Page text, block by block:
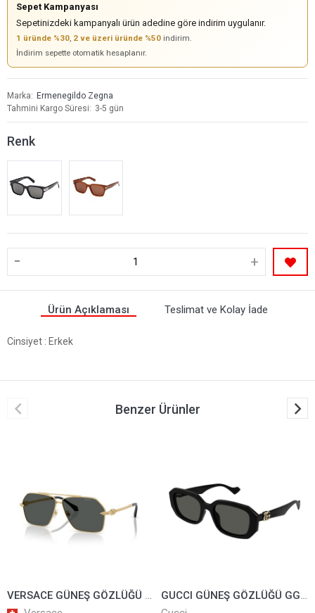
Sepet Kampanyası
Sepetinizdeki kampanyalı ürün adedine göre indirim uygulanır.
1 üründe %30, 2 ve üzeri üründe %50 indirim.
İndirim sepette otomatik hesaplanır.
Marka
Ermenegildo Zegna
Tahmini Kargo Süresi
3-5 gün
Renk
- +
Ürün Açıklaması Teslimat ve Kolay İade
Cinsiyet : Erkek
Benzer Ürünler
VERSACE GÜNEŞ GÖZLÜĞÜ 2284-1002/87
GUCCI GÜNEŞ GÖZLÜĞÜ GG1535/S-001